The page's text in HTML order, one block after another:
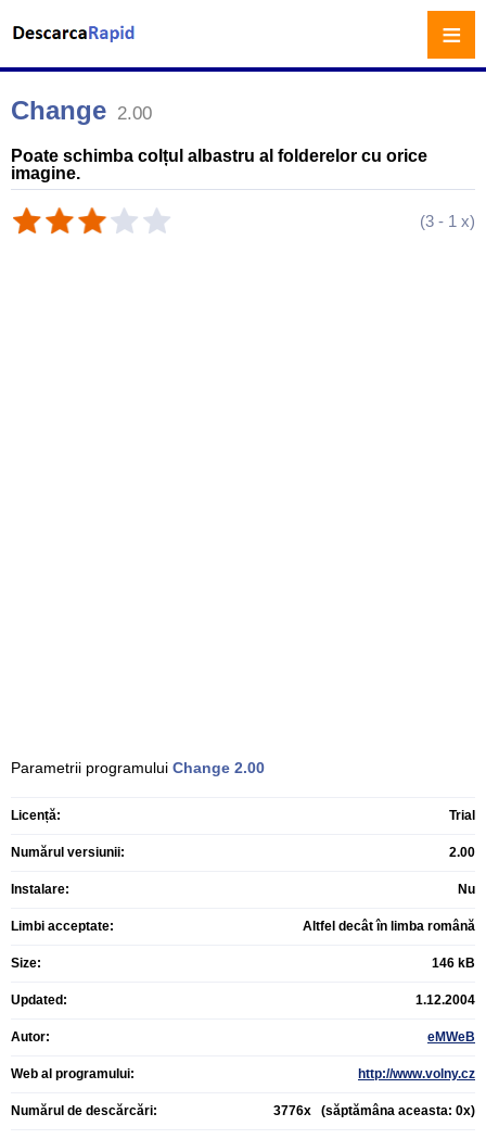
Change 2.00
Poate schimba colțul albastru al folderelor cu orice
imagine.
(3 - 1 x)
Parametrii programului Change 2.00
Licență: Trial
Numărul versiunii: 2.00
Instalare: Nu
Limbi acceptate: Altfel decât în limba română
Size: 146 kB
Updated: 1.12.2004
Autor: eMWeB
Web al programului: http://www.volny.cz
Numărul de descărcări: 3776x (săptămâna aceasta: 0x)
≡